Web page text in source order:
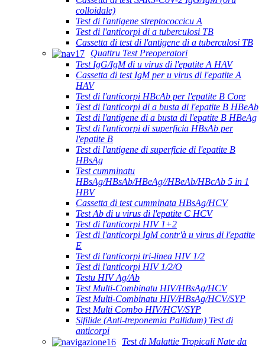
colloidale)
Test di l'antigene streptococcicu A
Test di l'anticorpi di a tuberculosi TB
Cassetta di test di l'antigene di a tuberculosi TB
Quattru Test Preoperatori
Test IgG/IgM di u virus di l'epatite A HAV
Cassetta di test IgM per u virus di l'epatite A
HAV
Test di l'anticorpi HBcAb per l'epatite B Core
Test di l'anticorpi di a busta di l'epatite B HBeAb
Test di l'antigene di a busta di l'epatite B HBeAg
Test di l'anticorpi di superficia HBsAb per
l'epatite B
Test di l'antigene di superficie di l'epatite B
HBsAg
Test cumminatu
HBsAg/HBsAb/HBeAg//HBeAb/HBcAb 5 in 1
HBV
Cassetta di test cumminata HBsAg/HCV
Test Ab di u virus di l'epatite C HCV
Test di l'anticorpi HIV 1+2
Test di l'anticorpi IgM contr'à u virus di l'epatite
E
Test di l'anticorpi tri-linea HIV 1/2
Test di l'anticorpi HIV 1/2/O
Testu HIV Ag/Ab
Test Multi-Combinatu HIV/HBsAg/HCV
Test Multi-Combinatu HIV/HBsAg/HCV/SYP
Test Multi Combo HIV/HCV/SYP
Sifilide (Anti-treponemia Pallidum) Test di
anticorpi
Test di Malattie Tropicali Nate da